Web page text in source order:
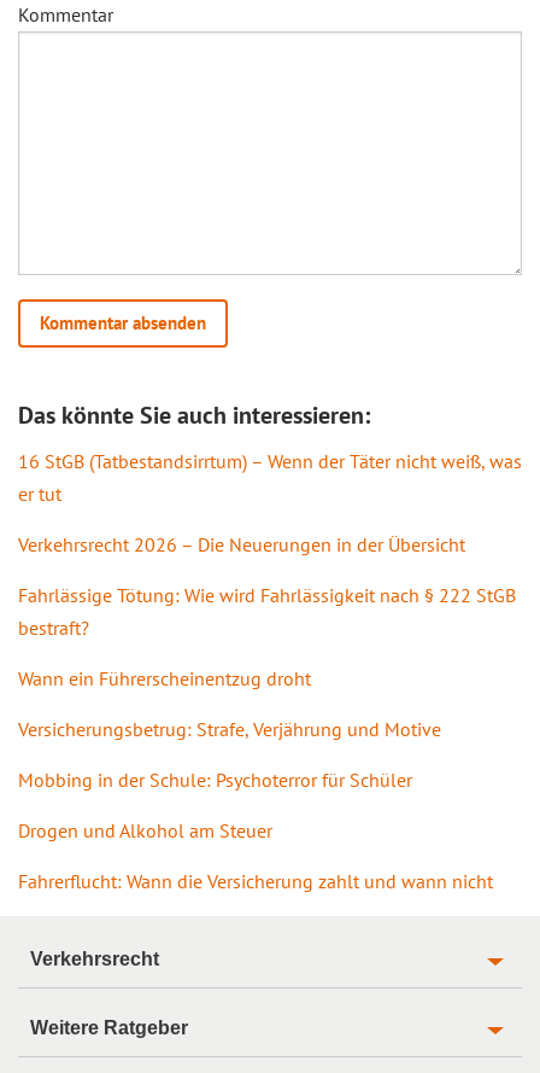
Kommentar
Das könnte Sie auch interessieren:
16 StGB (Tatbestandsirrtum) – Wenn der Täter nicht weiß, was
er tut
Verkehrsrecht 2026 – Die Neuerungen in der Übersicht
Fahrlässige Tötung: Wie wird Fahrlässigkeit nach § 222 StGB
bestraft?
Wann ein Führerscheinentzug droht
Versicherungsbetrug: Strafe, Verjährung und Motive
Mobbing in der Schule: Psychoterror für Schüler
Drogen und Alkohol am Steuer
Fahrerflucht: Wann die Versicherung zahlt und wann nicht
Verkehrsrecht
Weitere Ratgeber